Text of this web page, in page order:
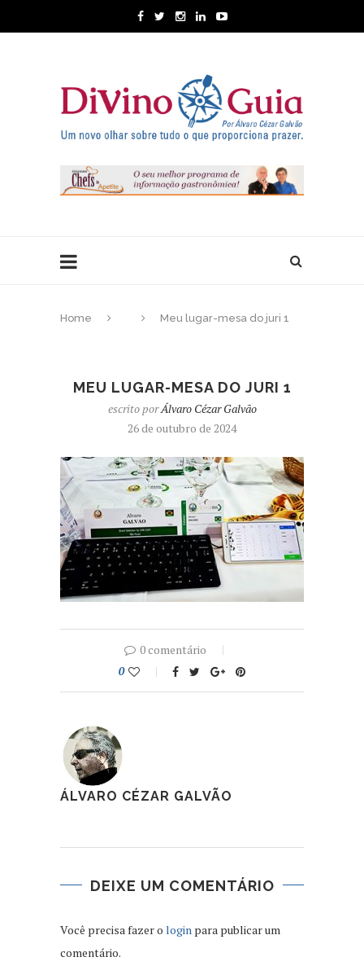
Home Meu lugar-mesa do juri 1
MEU LUGAR-MESA DO JURI 1
escrito porÁlvaro Cézar Galvão
26 de outubro de 2024
0 comentário
0
ÁLVARO CÉZAR GALVÃO
DEIXE UM COMENTÁRIO
Você precisa fazer o login para publicar um
comentário.